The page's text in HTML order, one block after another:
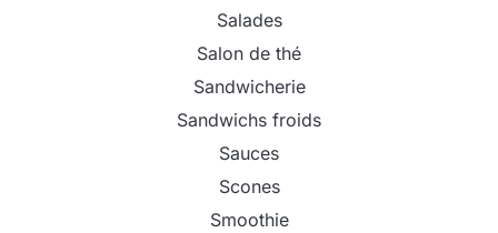
Salades
Salon de thé
Sandwicherie
Sandwichs froids
Sauces
Scones
Smoothie